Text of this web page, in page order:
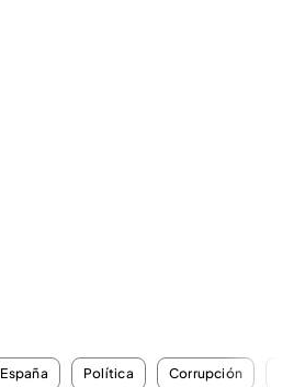
España Política Corrupción